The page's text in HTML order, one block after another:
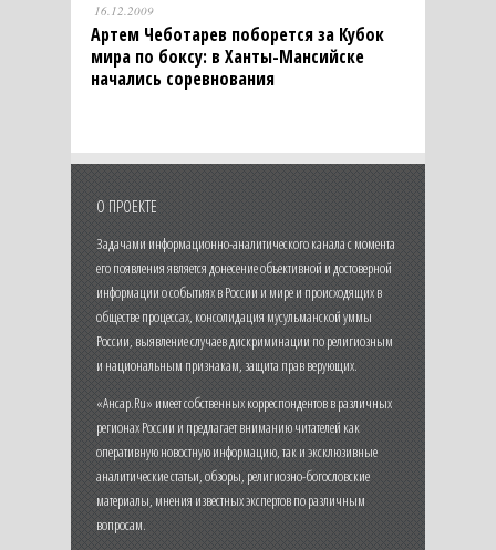
16.12.2009
Артем Чеботарев поборется за Кубок
мира по боксу: в Ханты-Мансийске
начались соревнования
О ПРОЕКТЕ
Задачами информационно-аналитического канала с момента
его появления является донесение объективной и достоверной
информации о событиях в России и мире и происходящих в
обществе процессах, консолидация мусульманской уммы
России, выявление случаев дискриминации по религиозным
и национальным признакам, защита прав верующих.
«Ансар.Ru» имеет собственных корреспондентов в различных
регионах России и предлагает вниманию читателей как
оперативную новостную информацию, так и эксклюзивные
аналитические статьи, обзоры, религиозно-богословские
материалы, мнения известных экспертов по различным
вопросам.